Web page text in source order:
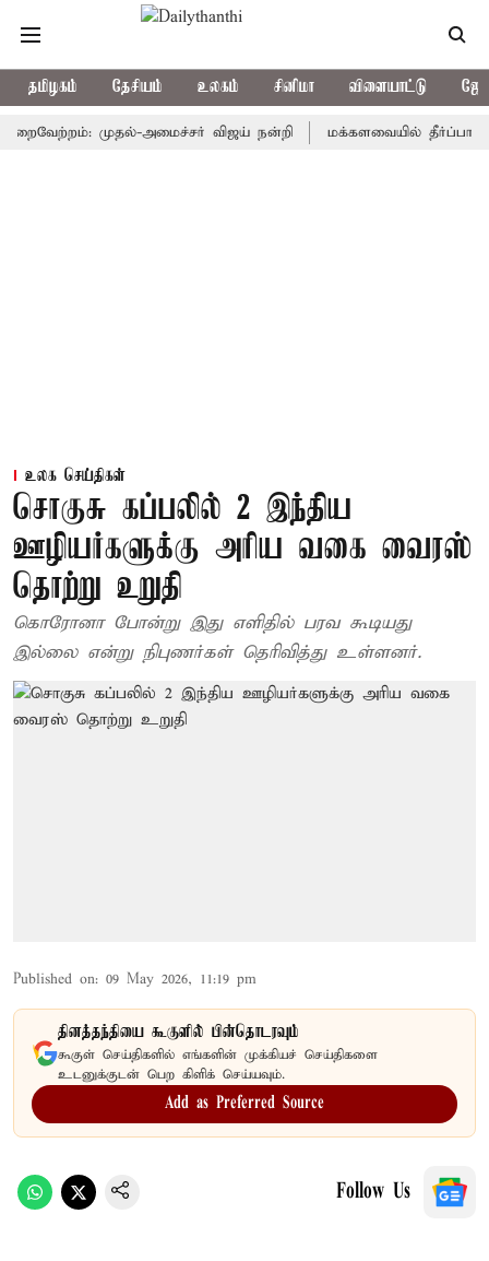
தமிழகம் தேசியம் உலகம் சினிமா விளையாட்டு
முதல்-அமைச்சர் விஜய் நன்றி மக்களவையில் தீர்ப்பாய
உலக செய்திகள்
சொகுசு கப்பலில் 2 இந்திய
ஊழியர்களுக்கு அரிய வகை வைரஸ்
தொற்று உறுதி
கொரோனா போன்று இது எளிதில் பரவ கூடியது
இல்லை என்று நிபுணர்கள் தெரிவித்து உள்ளனர்.
Published on: 09 May 2026, 11:19 pm
தினத்தந்தியை கூகுளில் பின்தொடரவும்
கூகுள் செய்திகளில் எங்களின் முக்கியச் செய்திகளை
உடனுக்குடன் பெற கிளிக் செய்யவும்.
Add as Preferred Source
Follow Us